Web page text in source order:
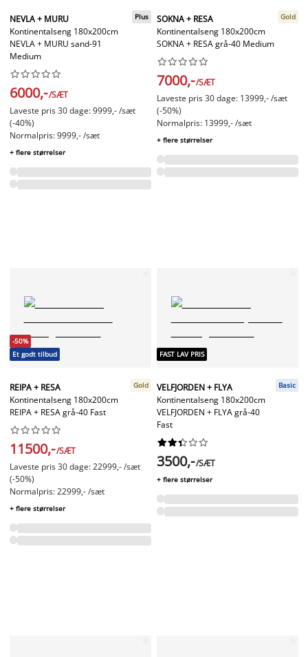
NEVLA + MURU
Kontinentalseng 180x200cm
NEVLA + MURU sand-91
Medium
Plus






6000,-/SÆT
Laveste pris 30 dage: 9999,- /sæt
(-40%)
Normalpris: 9999,- /sæt
+ flere størrelser
SOKNA + RESA
Kontinentalseng 180x200cm
SOKNA + RESA grå-40 Medium
Gold






7000,-/SÆT
Laveste pris 30 dage: 13999,- /sæt
(-50%)
Normalpris: 13999,- /sæt
+ flere størrelser
-50%
Et godt tilbud
REIPA + RESA
Kontinentalseng 180x200cm
REIPA + RESA grå-40 Fast
Gold






11500,-/SÆT
Laveste pris 30 dage: 22999,- /sæt
(-50%)
Normalpris: 22999,- /sæt
+ flere størrelser
FAST LAV PRIS
VELFJORDEN + FLYA
Kontinentalseng 180x200cm
VELFJORDEN + FLYA grå-40
Fast
Basic






3500,-/SÆT
+ flere størrelser